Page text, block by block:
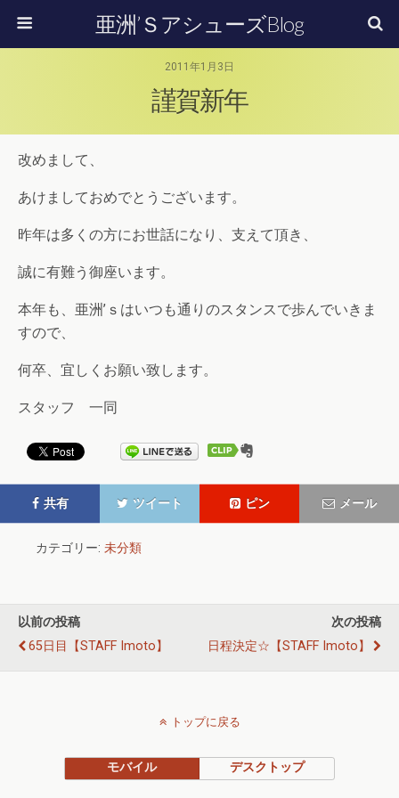
亜洲’ＳアシューズBlog
2011年1月3日
謹賀新年
改めまして、
あけましておめでとうございます。
昨年は多くの方にお世話になり、支えて頂き、
誠に有難う御座います。
本年も、亜洲’ｓはいつも通りのスタンスで歩んでいきま
すので、
何卒、宜しくお願い致します。
スタッフ 一同
共有 ツイート ピン メール
カテゴリー: 未分類
以前の投稿
65日目【STAFF Imoto】
次の投稿
日程決定☆【STAFF Imoto】
トップに戻る
モバイル デスクトップ